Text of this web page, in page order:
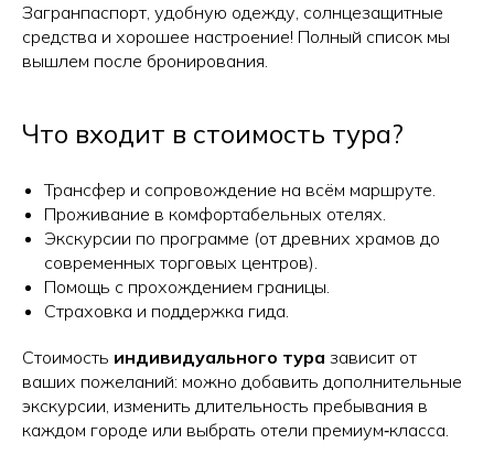
Загранпаспорт, удобную одежду, солнцезащитные
средства и хорошее настроение! Полный список мы
вышлем после бронирования.
Что входит в стоимость тура?
Трансфер и сопровождение на всём маршруте.
Проживание в комфортабельных отелях.
Экскурсии по программе (от древних храмов до
современных торговых центров).
Помощь с прохождением границы.
Страховка и поддержка гида.
Стоимость индивидуального тура зависит от
ваших пожеланий: можно добавить дополнительные
экскурсии, изменить длительность пребывания в
каждом городе или выбрать отели премиум‑класса.